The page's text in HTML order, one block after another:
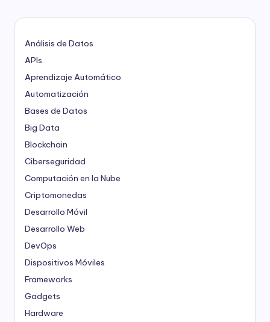
Análisis de Datos
APIs
Aprendizaje Automático
Automatización
Bases de Datos
Big Data
Blockchain
Ciberseguridad
Computación en la Nube
Criptomonedas
Desarrollo Móvil
Desarrollo Web
DevOps
Dispositivos Móviles
Frameworks
Gadgets
Hardware